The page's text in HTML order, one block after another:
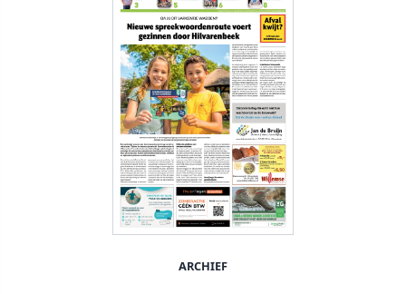
ARCHIEF